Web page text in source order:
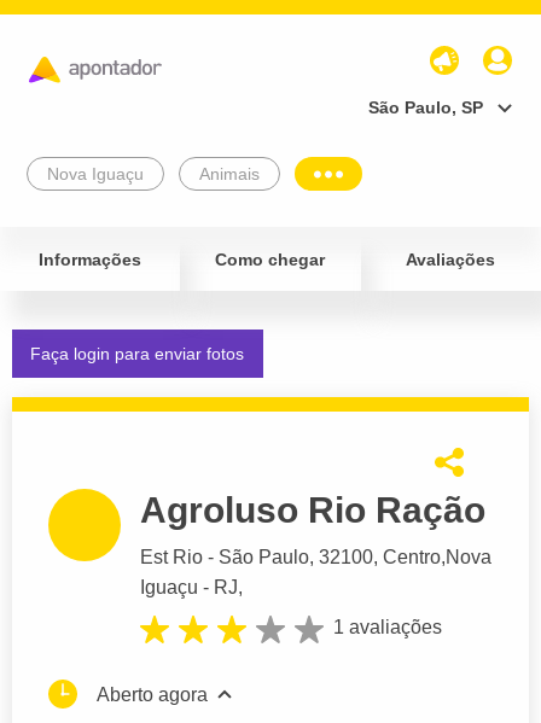
São Paulo, SP
Nova Iguaçu Animais
Informações Como chegar Avaliações
Faça login para enviar fotos
Agroluso Rio Ração
Est Rio - São Paulo, 32100, Centro,Nova
Iguaçu - RJ,
1 avaliações
Aberto agora